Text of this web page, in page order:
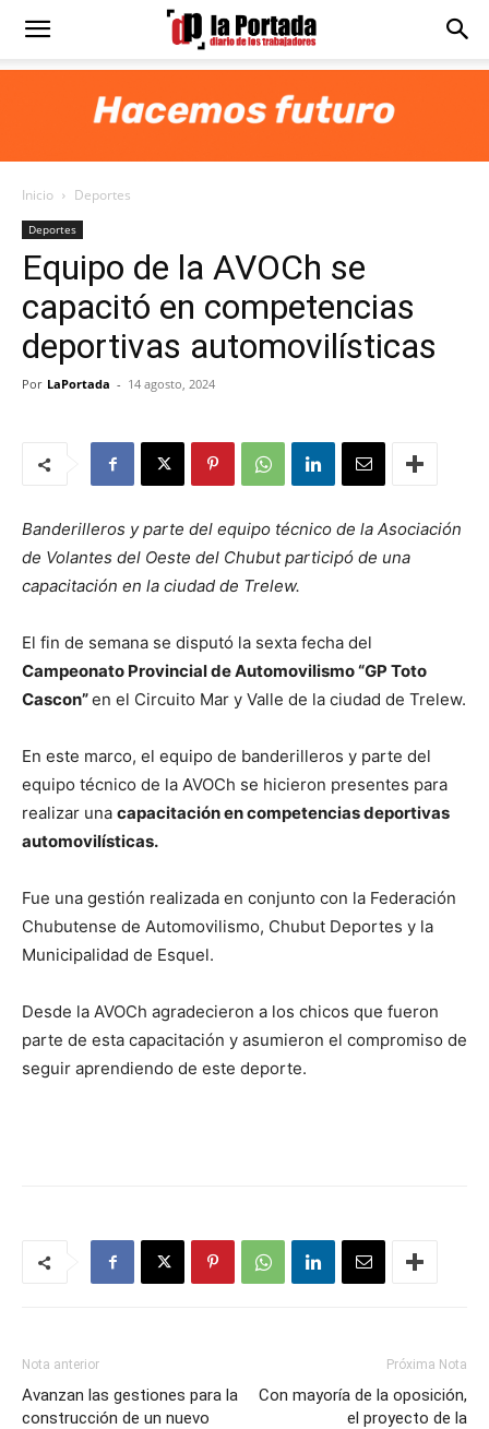
Diario
Portada
Inicio Deportes
Deportes
Equipo de la AVOCh se
capacitó en competencias
deportivas automovilísticas
Por LaPortada - 14 agosto, 2024
Banderilleros y parte del equipo técnico de la Asociación
de Volantes del Oeste del Chubut participó de una
capacitación en la ciudad de Trelew.
El fin de semana se disputó la sexta fecha del
Campeonato Provincial de Automovilismo “GP Toto
Cascon”en el Circuito Mar y Valle de la ciudad de Trelew.
En este marco, el equipo de banderilleros y parte del
equipo técnico de la AVOCh se hicieron presentes para
realizar una capacitación en competencias deportivas
automovilísticas.
Fue una gestión realizada en conjunto con la Federación
Chubutense de Automovilismo, Chubut Deportes y la
Municipalidad de Esquel.
Desde la AVOCh agradecieron a los chicos que fueron
parte de esta capacitación y asumieron el compromiso de
seguir aprendiendo de este deporte.
Nota anterior
Avanzan las gestiones para la
construcción de un nuevo
Próxima Nota
Con mayoría de la oposición,
el proyecto de la